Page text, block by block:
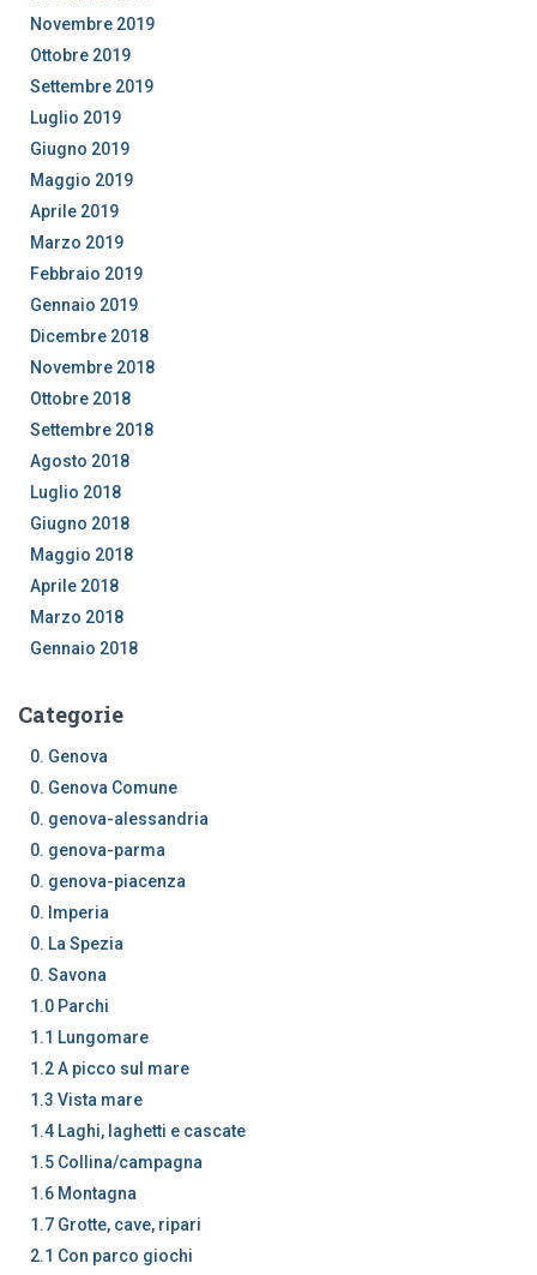
Novembre 2019
Ottobre 2019
Settembre 2019
Luglio 2019
Giugno 2019
Maggio 2019
Aprile 2019
Marzo 2019
Febbraio 2019
Gennaio 2019
Dicembre 2018
Novembre 2018
Ottobre 2018
Settembre 2018
Agosto 2018
Luglio 2018
Giugno 2018
Maggio 2018
Aprile 2018
Marzo 2018
Gennaio 2018
Categorie
0. Genova
0. Genova Comune
0. genova-alessandria
0. genova-parma
0. genova-piacenza
0. Imperia
0. La Spezia
0. Savona
1.0 Parchi
1.1 Lungomare
1.2 A picco sul mare
1.3 Vista mare
1.4 Laghi, laghetti e cascate
1.5 Collina/campagna
1.6 Montagna
1.7 Grotte, cave, ripari
2.1 Con parco giochi